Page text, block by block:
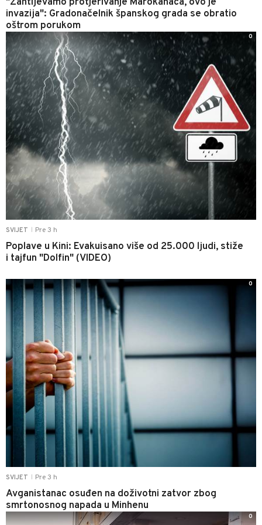
invazija": Gradonačelnik španskog grada se obratio
oštrom porukom
SVIJET Pre 3 h
Poplave u Kini: Evakuisano više od 25.000 ljudi, stiže
i tajfun "Dolfin" (VIDEO)
0
SVIJET Pre 3 h
Avganistanac osuđen na doživotni zatvor zbog
smrtonosnog napada u Minhenu
0
0